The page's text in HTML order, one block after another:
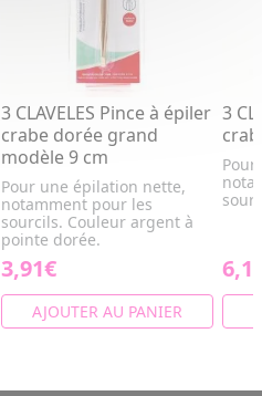
3 CLAVELES Pince à épiler
crabe dorée grand
modèle 9 cm
Pour une épilation nette,
notamment pour les
sourcils. Couleur argent à
pointe dorée.
3,91€
AJOUTER AU PANIER
3